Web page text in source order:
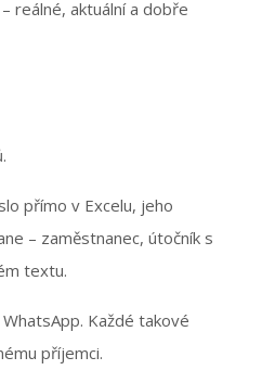
reálné, aktuální a dobře
přímo v Excelu, jeho
– zaměstnanec, útočník s
textu.
Každé takové
příjemci.